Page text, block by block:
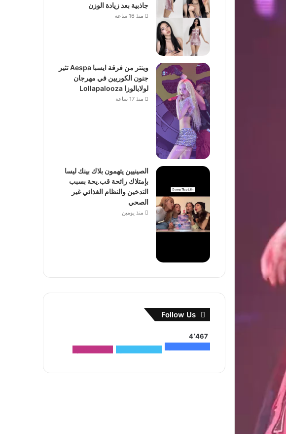
جاذبية بعد زيادة الوزن
منذ 16 ساعة
وينتر من فرقة ايسبا Aespa تثير
جنون الكوريين في مهرجان
لولابالوزا Lollapalooza
منذ 17 ساعة
الصينيين يتهمون بلاك بينك ليسا
بإمتلاك رائحة قب.يحة بسبب
التدخين والنظام الغذائي غير
الصحي
منذ يومين
Follow Us
4٬467